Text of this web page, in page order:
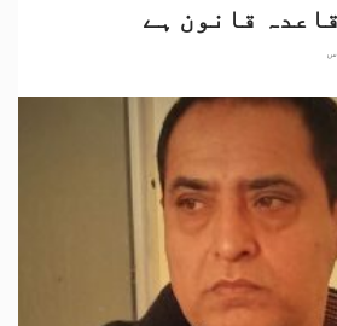
قانون ہے